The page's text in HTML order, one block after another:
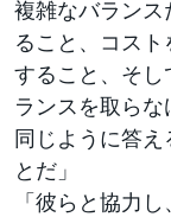
複雑なバランス
ること、コス
すること、そ
ランスを取らな
同じように答
とだ」
「彼らと協力